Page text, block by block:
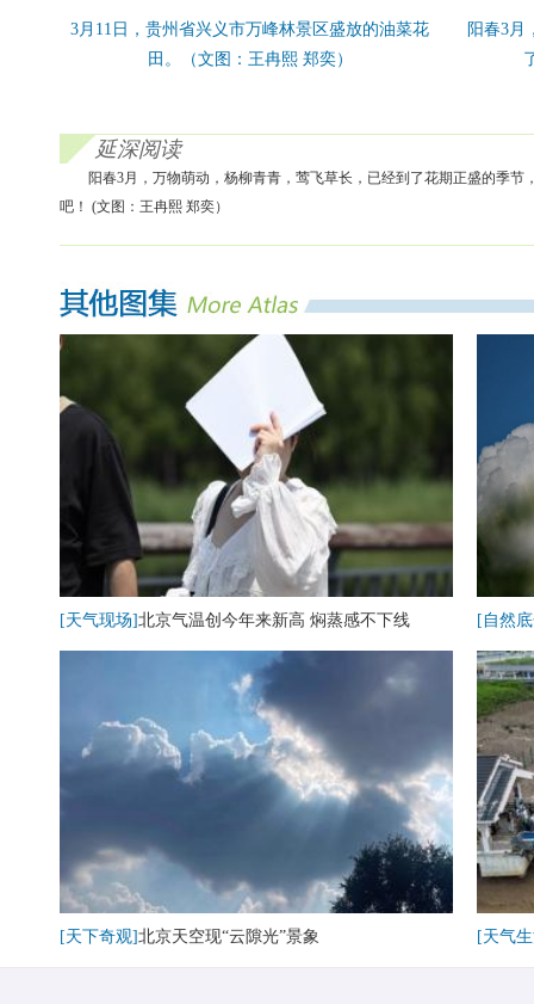
3月11日，贵州省兴义市万峰林景区盛放的油菜花
田。（文图：王冉熙 郑奕）
阳春3月
延深阅读
阳春3月，万物萌动，杨柳青青，莺飞草长，已经到了花期正盛的季
吧！ (文图：王冉熙 郑奕）
[天气现场]北京气温创今年来新高 焖蒸感不下线 [自然
[天下奇观]北京天空现“云隙光”景象 [天气